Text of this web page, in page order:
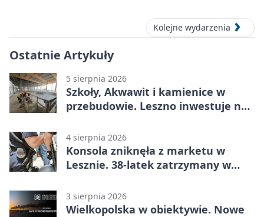
Kolejne wydarzenia
Ostatnie Artykuły
5 sierpnia 2026
Szkoły, Akwawit i kamienice w
przebudowie. Leszno inwestuje na
4 sierpnia 2026
Konsola zniknęła z marketu w
Lesznie. 38-latek zatrzymany w
3 sierpnia 2026
Wielkopolska w obiektywie. Nowe